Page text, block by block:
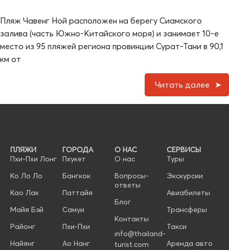
Пляж Чавенг Ной расположен на берегу Сиамского
залива (часть Южно-Китайского моря) и занимает 10-е
место из 95 пляжей региона провинции Сурат-Тани в 90,1
км от
Читать далее
ПЛЯЖИ
Пхи-Пхи Лонг
Ко Ло Ло
Као Лак
Майя Бэй
Районг
Найянг
ГОРОДА
Пхукет
Бангкок
Паттайя
Самуи
Пхи-Пхи
Ао Нанг
О НАС
О нас
Вопросы-
ответы
Блог
Контакты
info@thailand-
turist.com
СЕРВИСЫ
Туры
Экскурсии
Авиабилеты
Трансферы
Такси
Аренда авто